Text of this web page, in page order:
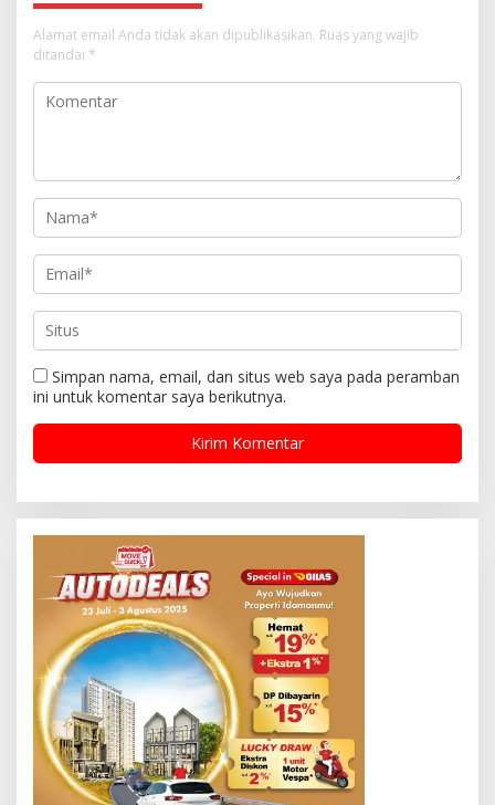
Alamat email Anda tidak akan dipublikasikan. Ruas yang wajib
ditandai *
Simpan nama, email, dan situs web saya pada peramban
ini untuk komentar saya berikutnya.